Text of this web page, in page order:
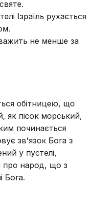
Ізраїль рухається
не менше за
обітницею, що
як пісок морський,
починається
зв'язок Бога з
у пустелі,
про народ, що з
Бога.